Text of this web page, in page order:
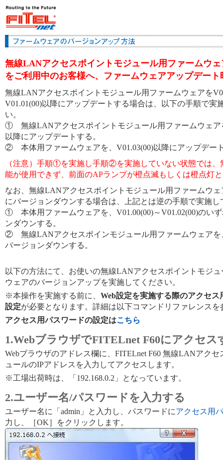
無線LANアクセスポイントモジュール用ファームウェ
をご利用中のお客様へ、ファームウェアアップデート
無線LANアクセスポイントモジュール用ファームウェアを
V01.01(00)以降にアップデートする場合は、以下の手順で実
い。
① 無線LANアクセスポイントモジュール用ファームウェア
以降にアップデートする。
② 本体用ファームウェアを、V01.03(00)以降にアップデー
（注意）手順①を実施し手順②を実施していない状態では
能が使用できず、前面のAPランプが橙点滅もしくは橙点灯
なお、無線LANアクセスポイントモジュール用ファームウェ
にバージョンダウンする場合は、上記とは逆の手順で実施し
① 本体用ファームウェアを、V01.00(00)～V01.02(00)のい
ンダウンする。
② 無線LANアクセスポインモジュール用ファームウェアを
バージョンダウンする。
以下の方法にて、お使いの無線LANアクセスポイントモジ
ウェアのバージョンアップを実施してください。
※本操作を実施する前に、 Web設定を実施する際のアクセス
設定が必要となります。詳細は以下コマンドリファレンスを
アクセス用パスワードの設定はこちら
1.WebブラウザでFITELnet F60にアクセス
Webブラウザのアドレス欄に、FITELnet F60 無線LANアク
ュールのIPアドレスを入力してアクセスします。
※工場出荷時は、「192.168.0.2」となっています。
2.ユーザー名/パスワードを入力する
ユーザー名に「admin」と入力し、パスワードにアクセス用
力し、［OK］をクリックします。